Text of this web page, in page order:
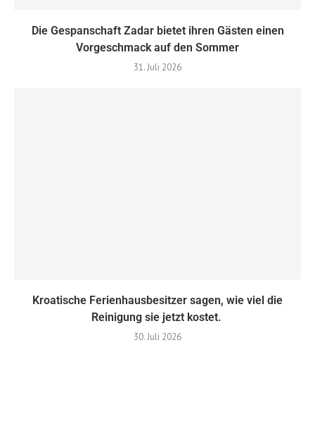
Die Gespanschaft Zadar bietet ihren Gästen einen
Vorgeschmack auf den Sommer
31. Juli 2026
Kroatische Ferienhausbesitzer sagen, wie viel die
Reinigung sie jetzt kostet.
30. Juli 2026